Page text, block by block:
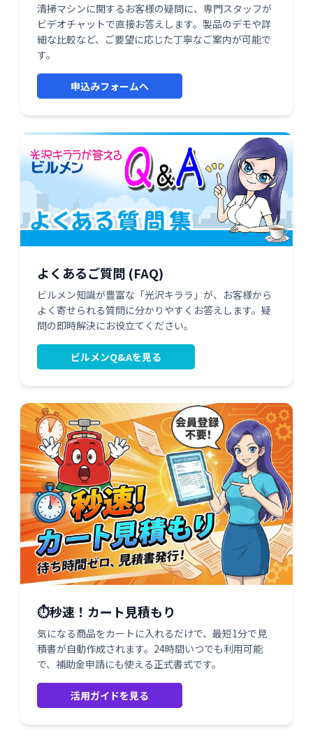
清掃マシンに関するお客様の疑問に、専門スタッフが
ビデオチャットで直接お答えします。製品のデモや詳
細な比較など、ご要望に応じた丁寧なご案内が可能で
す。
申込みフォームへ
よくあるご質問 (FAQ)
ビルメン知識が豊富な「光沢キララ」が、お客様から
よく寄せられる質問に分かりやすくお答えします。疑
問の即時解決にお役立てください。
ビルメンQ&Aを見る
⏱️秒速！カート見積もり
気になる商品をカートに入れるだけで、最短1分で見
積書が自動作成されます。24時間いつでも利用可能
で、補助金申請にも使える正式書式です。
活用ガイドを見る